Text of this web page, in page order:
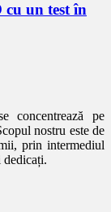
un test în
concentrează pe
nostru este de
prin intermediul
dedicați.